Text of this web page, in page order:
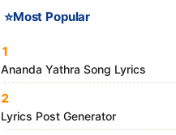
d
i
n
i
s
⭐Most Popular
1
Ananda Yathra Song Lyrics
2
Lyrics Post Generator